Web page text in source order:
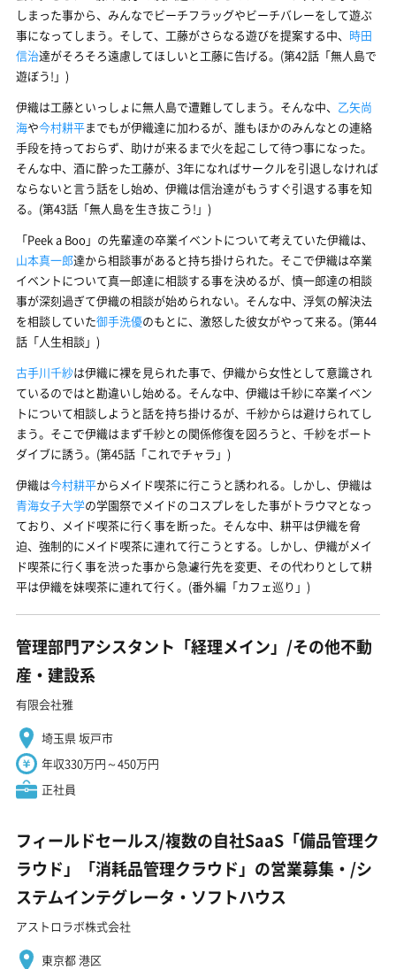
しまった事から、みんなでビーチフラッグやビーチバレーをして遊ぶ
事になってしまう。そして、工藤がさらなる遊びを提案する中、 時田
信治達がそろそろ遠慮してほしいと工藤に告げる。(第42話「無人島で
遊ぼう!」)
伊織は工藤といっしょに無人島で遭難してしまう。そんな中、 乙矢尚
海や今村耕平までもが伊織達に加わるが、誰もほかのみんなとの連絡
手段を持っておらず、助けが来るまで火を起こして待つ事になった。
そんな中、酒に酔った工藤が、3年になればサークルを引退しなければ
ならないと言う話をし始め、伊織は信治達がもうすぐ引退する事を知
る。(第43話「無人島を生き抜こう!」)
「Peek a Boo」の先輩達の卒業イベントについて考えていた伊織は、
山本真一郎達から相談事があると持ち掛けられた。そこで伊織は卒業
イベントについて真一郎達に相談する事を決めるが、慎一郎達の相談
事が深刻過ぎて伊織の相談が始められない。そんな中、浮気の解決法
を相談していた御手洗優のもとに、激怒した彼女がやって来る。(第44
話「人生相談」)
古手川千紗は伊織に裸を見られた事で、伊織から女性として意識され
ているのではと勘違いし始める。そんな中、伊織は千紗に卒業イベン
トについて相談しようと話を持ち掛けるが、千紗からは避けられてし
まう。そこで伊織はまず千紗との関係修復を図ろうと、千紗をボート
ダイブに誘う。(第45話「これでチャラ」)
伊織は今村耕平からメイド喫茶に行こうと誘われる。しかし、伊織は
青海女子大学の学園祭でメイドのコスプレをした事がトラウマとなっ
ており、メイド喫茶に行く事を断った。そんな中、耕平は伊織を脅
迫、強制的にメイド喫茶に連れて行こうとする。しかし、伊織がメイ
ド喫茶に行く事を渋った事から急遽行先を変更、その代わりとして耕
平は伊織を妹喫茶に連れて行く。(番外編「カフェ巡り」)
管理部門アシスタント「経理メイン」/その他不動
産・建設系
有限会社雅
埼玉県 坂戸市
年収330万円～450万円
正社員
フィールドセールス/複数の自社SaaS「備品管理ク
ラウド」「消耗品管理クラウド」の営業募集・/シ
ステムインテグレータ・ソフトハウス
アストロラボ株式会社
東京都 港区